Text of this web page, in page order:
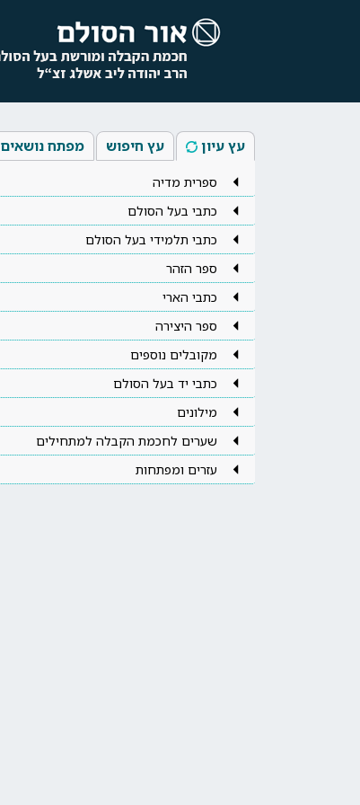
עץ עיון עץ חיפוש מפתח נושאים
ספרית מדיה
כתבי בעל הסולם
כתבי תלמידי בעל הסולם
ספר הזהר
כתבי הארי
ספר היצירה
מקובלים נוספים
כתבי יד בעל הסולם
מילונים
שערים לחכמת הקבלה למתחילים
עזרים ומפתחות